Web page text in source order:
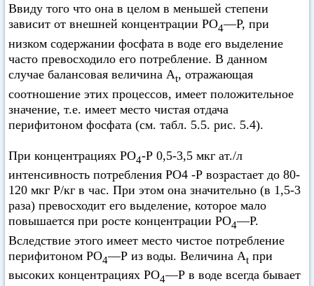
Ввиду того что она в целом в меньшей степени
зависит от внешней концентрации РО4—Р, при
низком содержании фосфата в воде его выделение
часто превосходило его потребление. В данном
случае балансовая величина At, отражающая
соотношение этих процессов, имеет положительное
значение, т.е. имеет место чистая отдача
перифитоном фосфата (см. табл. 5.5. рис. 5.4).
При концентрациях РО4-Р 0,5-3,5 мкг ат./л
интенсивность потребления РО4 -Р возрастает до 80-
120 мкг Р/кг в час. При этом она значительно (в 1,5-3
раза) превосходит его выделение, которое мало
повышается при росте концентрации РО4—Р.
Вследствие этого имеет место чистое потребление
перифитоном РО4—Р из воды. Величина At при
высоких концентрациях РО4—Р в воде всегда бывает